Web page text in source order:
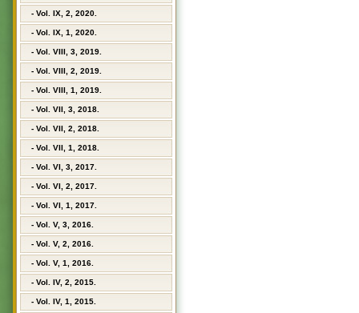
- Vol. IX, 2, 2020.
- Vol. IX, 1, 2020.
- Vol. VIII, 3, 2019.
- Vol. VIII, 2, 2019.
- Vol. VIII, 1, 2019.
- Vol. VII, 3, 2018.
- Vol. VII, 2, 2018.
- Vol. VII, 1, 2018.
- Vol. VI, 3, 2017.
- Vol. VI, 2, 2017.
- Vol. VI, 1, 2017.
- Vol. V, 3, 2016.
- Vol. V, 2, 2016.
- Vol. V, 1, 2016.
- Vol. IV, 2, 2015.
- Vol. IV, 1, 2015.